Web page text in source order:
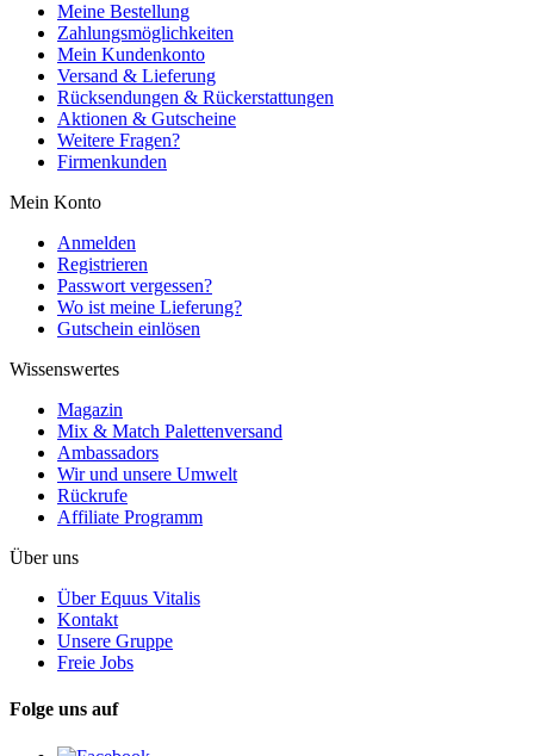
Meine Bestellung
Zahlungsmöglichkeiten
Mein Kundenkonto
Versand & Lieferung
Rücksendungen & Rückerstattungen
Aktionen & Gutscheine
Weitere Fragen?
Firmenkunden
Mein Konto
Anmelden
Registrieren
Passwort vergessen?
Wo ist meine Lieferung?
Gutschein einlösen
Wissenswertes
Magazin
Mix & Match Palettenversand
Ambassadors
Wir und unsere Umwelt
Rückrufe
Affiliate Programm
Über uns
Über Equus Vitalis
Kontakt
Unsere Gruppe
Freie Jobs
Folge uns auf